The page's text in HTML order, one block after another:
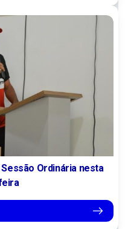
Ordinária nesta